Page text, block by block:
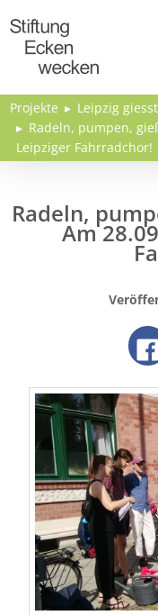
Projekte Leipzig giesst
Radeln, pumpen,
Leipziger Fahrradchor!
Radeln,
Am